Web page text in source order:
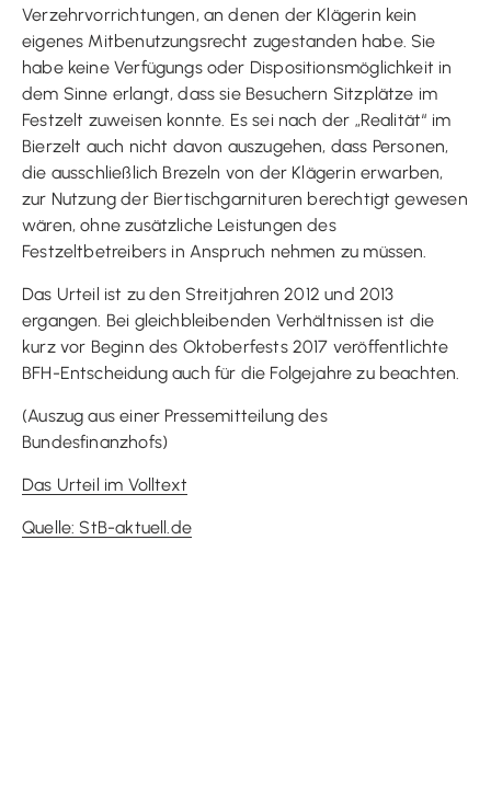
Verzehrvorrichtungen, an denen der Klägerin kein
eigenes Mitbenutzungsrecht zugestanden habe. Sie
habe keine Verfügungs oder Dispositionsmöglichkeit in
dem Sinne erlangt, dass sie Besuchern Sitzplätze im
Festzelt zuweisen konnte. Es sei nach der „Realität“ im
Bierzelt auch nicht davon auszugehen, dass Personen,
die ausschließlich Brezeln von der Klägerin erwarben,
zur Nutzung der Biertischgarnituren berechtigt gewesen
wären, ohne zusätzliche Leistungen des
Festzeltbetreibers in Anspruch nehmen zu müssen.
Das Urteil ist zu den Streitjahren 2012 und 2013
ergangen. Bei gleichbleibenden Verhältnissen ist die
kurz vor Beginn des Oktoberfests 2017 veröffentlichte
BFH-Entscheidung auch für die Folgejahre zu beachten.
(Auszug aus einer Pressemitteilung des
Bundesfinanzhofs)
Das Urteil im Volltext
Quelle: StB-aktuell.de